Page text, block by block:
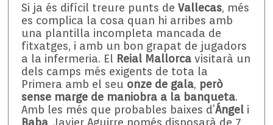
Si ja és difícil treure punts deVallecas, més
es complica la cosa quan hi arribes amb
una plantilla incompleta mancada de
fitxatges, i amb un bon grapat de jugadors
a la infermeria. El Reial Mallorca visitarà un
dels camps més exigents de tota la
Primera amb el seu onze de gala, però
sense marge de maniobra a la banqueta.
Amb les més que probables baixes d’Ángel i
Baba, Javier Aguirre només disposarà de 7